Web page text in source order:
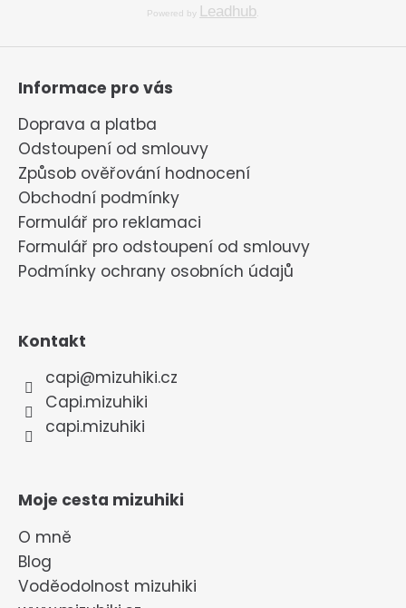
Powered by Leadhub
Informace pro vás
Doprava a platba
Odstoupení od smlouvy
Způsob ověřování hodnocení
Obchodní podmínky
Formulář pro reklamaci
Formulář pro odstoupení od smlouvy
Podmínky ochrany osobních údajů
Kontakt
capi@mizuhiki.cz
Capi.mizuhiki
capi.mizuhiki
Moje cesta mizuhiki
O mně
Blog
Voděodolnost mizuhiki